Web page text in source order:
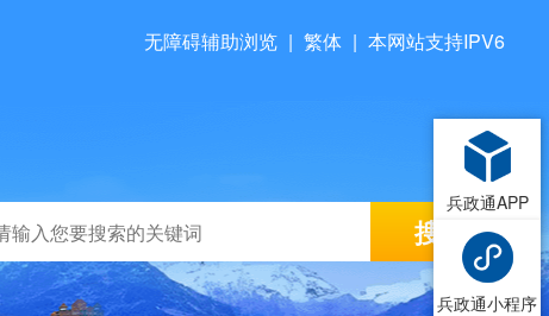
无障碍辅助浏览 | 繁体 | 本网站支持IPV6
兵政通APP
兵政通小程序